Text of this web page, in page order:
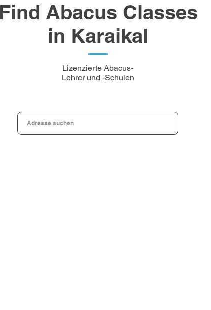
Find Abacus Classes
in Karaikal
Lizenzierte Abacus-
Lehrer und -Schulen